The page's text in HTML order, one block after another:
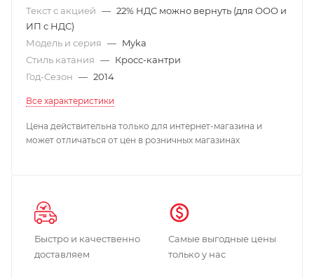
Текст с акцией — 22% НДС можно вернуть (для ООО и
ИП с НДС)
Модель и серия — Myka
Стиль катания — Кросс-кантри
Год-Сезон — 2014
Все характеристики
Цена действительна только для интернет-магазина и
может отличаться от цен в розничных магазинах
Быстро и качественно
доставляем
Самые выгодные цены
только у нас